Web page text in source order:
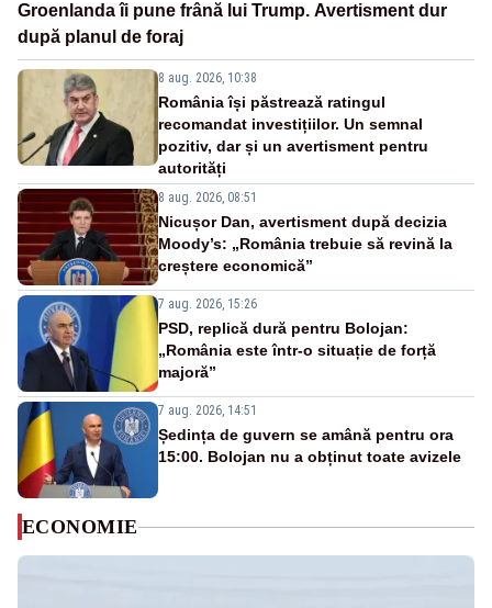
Groenlanda îi pune frână lui Trump. Avertisment dur
după planul de foraj
8 aug. 2026, 10:38
România își păstrează ratingul
recomandat investițiilor. Un semnal
pozitiv, dar și un avertisment pentru
autorități
8 aug. 2026, 08:51
Nicușor Dan, avertisment după decizia
Moody’s: „România trebuie să revină la
creștere economică”
7 aug. 2026, 15:26
PSD, replică dură pentru Bolojan:
„România este într-o situație de forță
majoră”
7 aug. 2026, 14:51
Ședința de guvern se amână pentru ora
15:00. Bolojan nu a obținut toate avizele
ECONOMIE